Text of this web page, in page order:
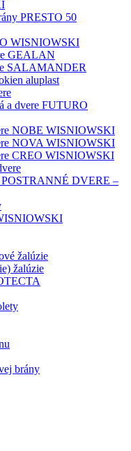
PRESTO 50
WISNIOWSKI
GEALAN
SALAMANDER
aluplast
a dvere FUTURO
NOBE WISNIOWSKI
NOVA WISNIOWSKI
CREO WISNIOWSKI
DVERE –
žalúzie
žalúzie
brány